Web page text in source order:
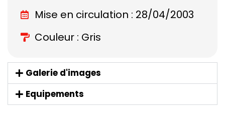
Mise en circulation : 28/04/2003
Couleur : Gris
Galerie d'images
Equipements